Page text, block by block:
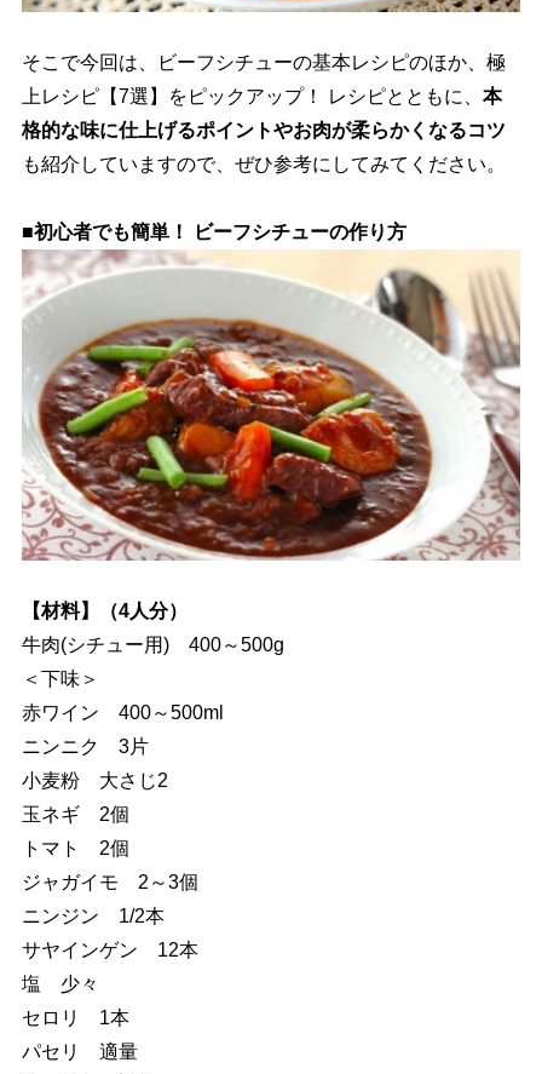
そこで今回は、ビーフシチューの基本レシピのほか、極
上レシピ【7選】をピックアップ！ レシピとともに、 本
格的な味に仕上げるポイントやお肉が柔らかくなるコツ
も紹介していますので、ぜひ参考にしてみてください。
■初心者でも簡単！ ビーフシチューの作り方
【材料】（4人分）
牛肉(シチュー用) 400～500g
＜下味＞
赤ワイン 400～500ml
ニンニク 3片
小麦粉 大さじ2
玉ネギ 2個
トマト 2個
ジャガイモ 2～3個
ニンジン 1/2本
サヤインゲン 12本
塩 少々
セロリ 1本
パセリ 適量